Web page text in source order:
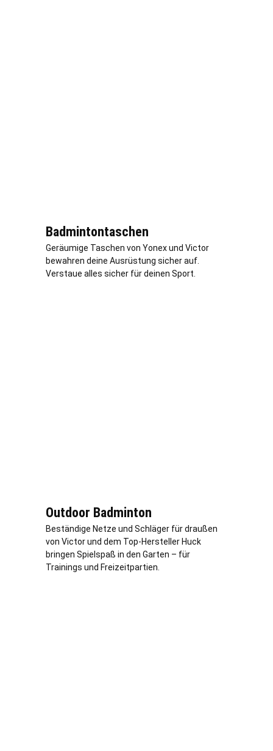
Badmintontaschen
Geräumige Taschen von Yonex und Victor
bewahren deine Ausrüstung sicher auf.
Verstaue alles sicher für deinen Sport.
Outdoor Badminton
Beständige Netze und Schläger für draußen
von Victor und dem Top-Hersteller Huck
bringen Spielspaß in den Garten – für
Trainings und Freizeitpartien.